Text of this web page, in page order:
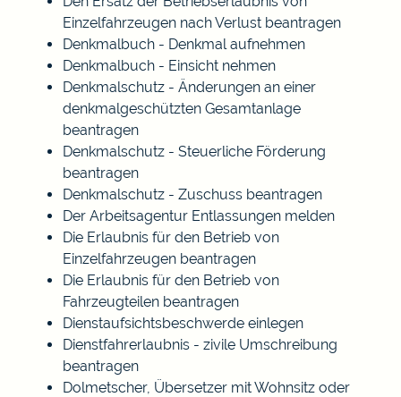
Einzelfahrzeugen nach Verlust beantragen
Denkmalbuch - Denkmal aufnehmen
Denkmalbuch - Einsicht nehmen
Denkmalschutz - Änderungen an einer
denkmalgeschützten Gesamtanlage
beantragen
Denkmalschutz - Steuerliche Förderung
beantragen
Denkmalschutz - Zuschuss beantragen
Der Arbeitsagentur Entlassungen melden
Die Erlaubnis für den Betrieb von
Einzelfahrzeugen beantragen
Die Erlaubnis für den Betrieb von
Fahrzeugteilen beantragen
Dienstaufsichtsbeschwerde einlegen
Dienstfahrerlaubnis - zivile Umschreibung
beantragen
Dolmetscher, Übersetzer mit Wohnsitz oder